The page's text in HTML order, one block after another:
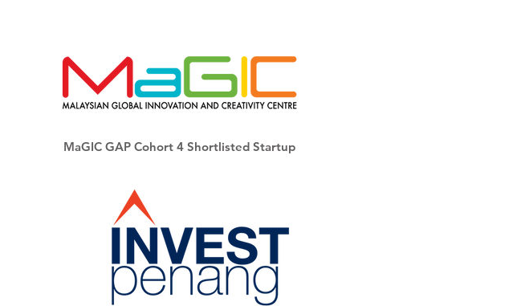
MaGIC GAP Cohort 4 Shortlisted Startup